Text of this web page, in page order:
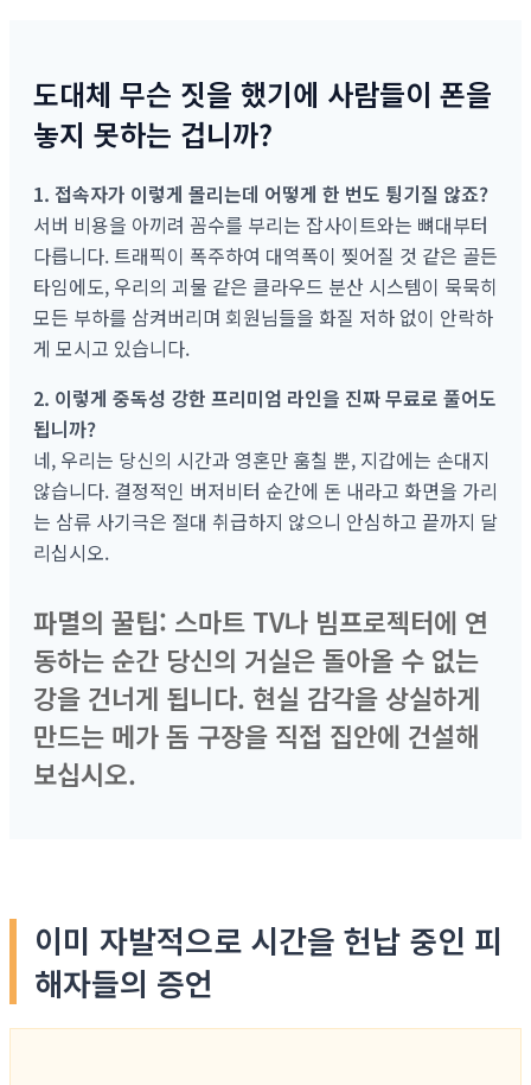
도대체 무슨 짓을 했기에 사람들이 폰을
놓지 못하는 겁니까?
1. 접속자가 이렇게 몰리는데 어떻게 한 번도 튕기질 않죠?
서버 비용을 아끼려 꼼수를 부리는 잡사이트와는 뼈대부터
다릅니다. 트래픽이 폭주하여 대역폭이 찢어질 것 같은 골든
타임에도, 우리의 괴물 같은 클라우드 분산 시스템이 묵묵히
모든 부하를 삼켜버리며 회원님들을 화질 저하 없이 안락하
게 모시고 있습니다.
2. 이렇게 중독성 강한 프리미엄 라인을 진짜 무료로 풀어도
됩니까?
네, 우리는 당신의 시간과 영혼만 훔칠 뿐, 지갑에는 손대지
않습니다. 결정적인 버저비터 순간에 돈 내라고 화면을 가리
는 삼류 사기극은 절대 취급하지 않으니 안심하고 끝까지 달
리십시오.
파멸의 꿀팁: 스마트 TV나 빔프로젝터에 연
동하는 순간 당신의 거실은 돌아올 수 없는
강을 건너게 됩니다. 현실 감각을 상실하게
만드는 메가 돔 구장을 직접 집안에 건설해
보십시오.
이미 자발적으로 시간을 헌납 중인 피
해자들의 증언